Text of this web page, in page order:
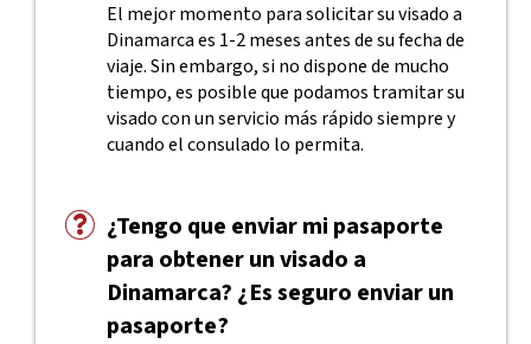
El mejor momento para solicitar su visado a
Dinamarca es 1-2 meses antes de su fecha de
viaje. Sin embargo, si no dispone de mucho
tiempo, es posible que podamos tramitar su
visado con un servicio más rápido siempre y
cuando el consulado lo permita.
¿Tengo que enviar mi pasaporte
para obtener un visado a
Dinamarca? ¿Es seguro enviar un
pasaporte?